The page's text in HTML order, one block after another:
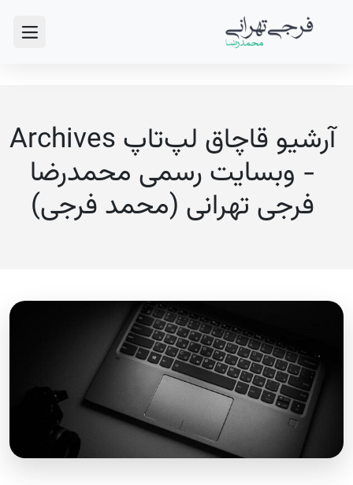
آرشیو قاچاق لپ‌تاپ Archives
- وبسایت رسمی محمدرضا
فرجی تهرانی (محمد فرجی)